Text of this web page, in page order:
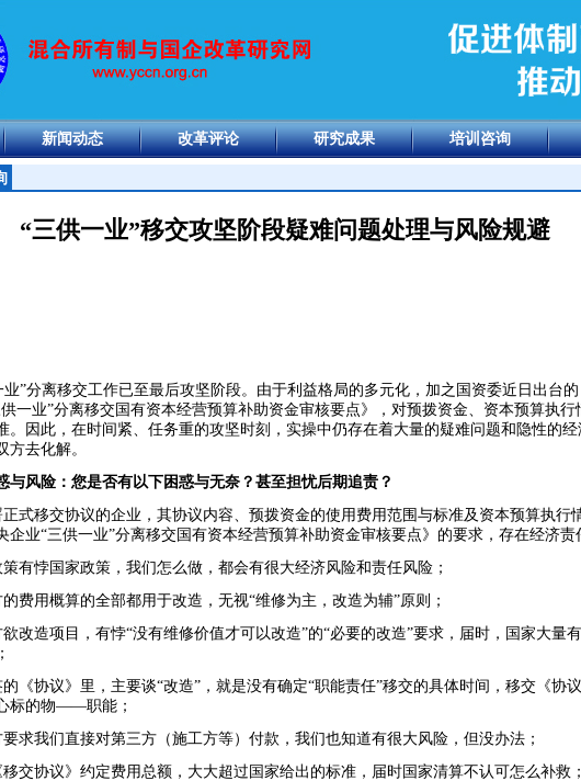
新闻动态 改革评论 研究成果 培训咨询
“三供一业”移交攻坚阶段疑难问题处理与风险规避
业”分离移交工作已至最后攻坚阶段。由于利益格局的多元化，加之国资委近日出台
一业”分离移交国有资本经营预算补助资金审核要点》，对预拨资金、资本预算执行
。因此，在时间紧、任务重的攻坚时刻，实操中仍存在着大量的疑难问题和隐性的
方去化解。
与风险：您是否有以下困惑与无奈？甚至担忧后期追责？
正式移交协议的企业，其协议内容、预拨资金的使用费用范围与标准及资本预算执行
企业“三供一业”分离移交国有资本经营预算补助资金审核要点》的要求，存在经济责
有悖国家政策，我们怎么做，都会有很大经济风险和责任风险；
的费用概算的全部都用于改造，无视“维修为主，改造为辅”原则；
欲改造项目，有悖“没有维修价值才可以改造”的“必要的改造”要求，届时，国家大量
的《协议》里，主要谈“改造” ，就是没有确定“职能责任”移交的具体时间，移交《协
标的物——职能；
求我们直接对第三方（施工方等）付款，我们也知道有很大风险，但没办法；
交协议》约定费用总额，大大超过国家给出的标准，届时国家清算不认可怎么补救；